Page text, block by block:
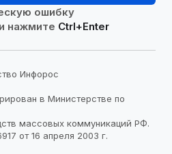
ошибку
нажмите Ctrl+Enter
Инфорос
в Министерстве по
массовых коммуникаций РФ.
от 16 апреля 2003 г.